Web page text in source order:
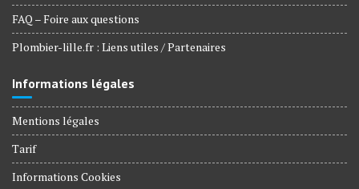
FAQ – Foire aux questions
Plombier-lille.fr : Liens utiles / Partenaires
Informations légales
Mentions légales
Tarif
Informations Cookies